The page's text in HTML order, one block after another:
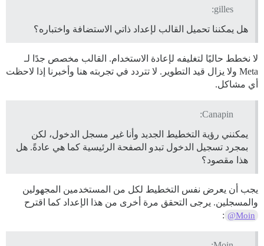
gilles:
هل يمكننا تحميل القالب لإعداد ذاتي الاستضافة واختباره؟
لا نخطط حاليًا لتغليفه لإعادة الاستخدام. القالب مخصص جدًا لـ
Meta ولا يزال قيد التطوير. لا تتردد في تجربته هنا وأخبرنا إذا لاحظت
أي مشاكل.
Canapin:
يمكنني رؤية التخطيط الجديد وأنا غير مسجل الدخول، لكن
بمجرد تسجيل الدخول تبدو الصفحة الرئيسية كما هي عادةً. هل
هذا مقصود؟
يجب أن يعرض نفس التخطيط لكل من المستخدمين المجهولين
والمسجلين. يرجى التحقق مرة أخرى من هذا الإعداد كما اقترح
@Moin
: